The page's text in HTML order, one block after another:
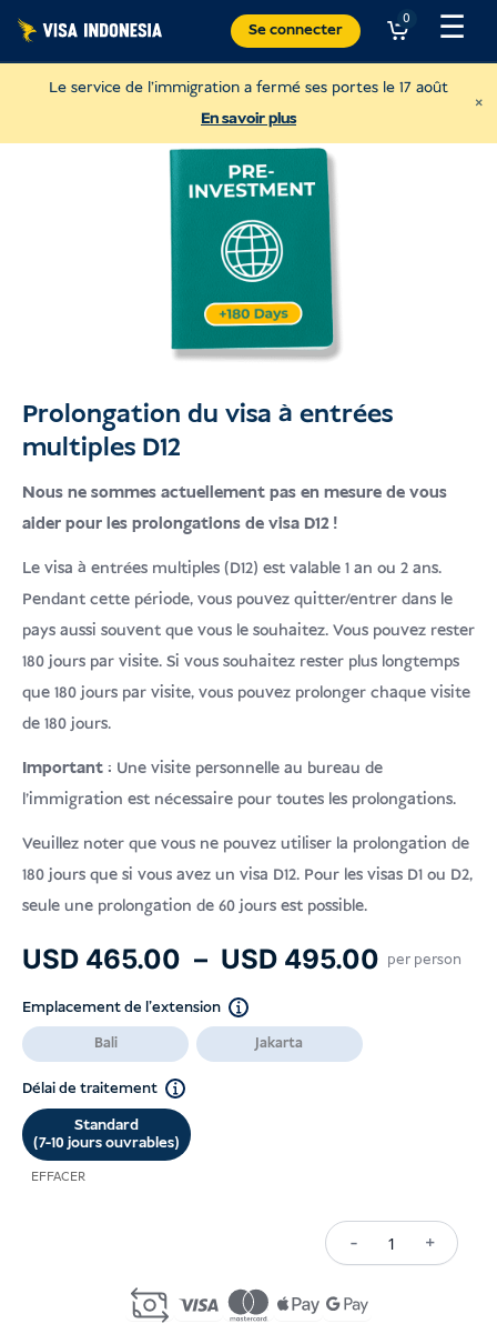
Skip
content
Se connecter
0 ☰
Le service de l'immigration a fermé ses portes le 17 août
En savoir plus
×
Prolongation du visa à entrées
multiples D12
Nous ne sommes actuellement pas en mesure de vous
aider pour les prolongations de visa D12 !
Le visa à entrées multiples (D12) est valable 1 an ou 2 ans.
Pendant cette période, vous pouvez quitter/entrer dans le
pays aussi souvent que vous le souhaitez. Vous pouvez rester
180 jours par visite. Si vous souhaitez rester plus longtemps
que 180 jours par visite, vous pouvez prolonger chaque visite
de 180 jours.
Important : Une visite personnelle au bureau de
l'immigration est nécessaire pour toutes les prolongations.
Veuillez noter que vous ne pouvez utiliser la prolongation de
180 jours que si vous avez un visa D12. Pour les visas D1 ou D2,
seule une prolongation de 60 jours est possible.
USD 465.00 – USD 495.00 Plage
per person
Emplacement de l'extension
Bali Jakarta
Délai de traitement
Standard
(7-10 jours ouvrables)
EFFACER
-
Quantité
Multiple-
+
Faire un don à la Villa Kitty
Agissez pour les chats de Bali.
USD Faire un don